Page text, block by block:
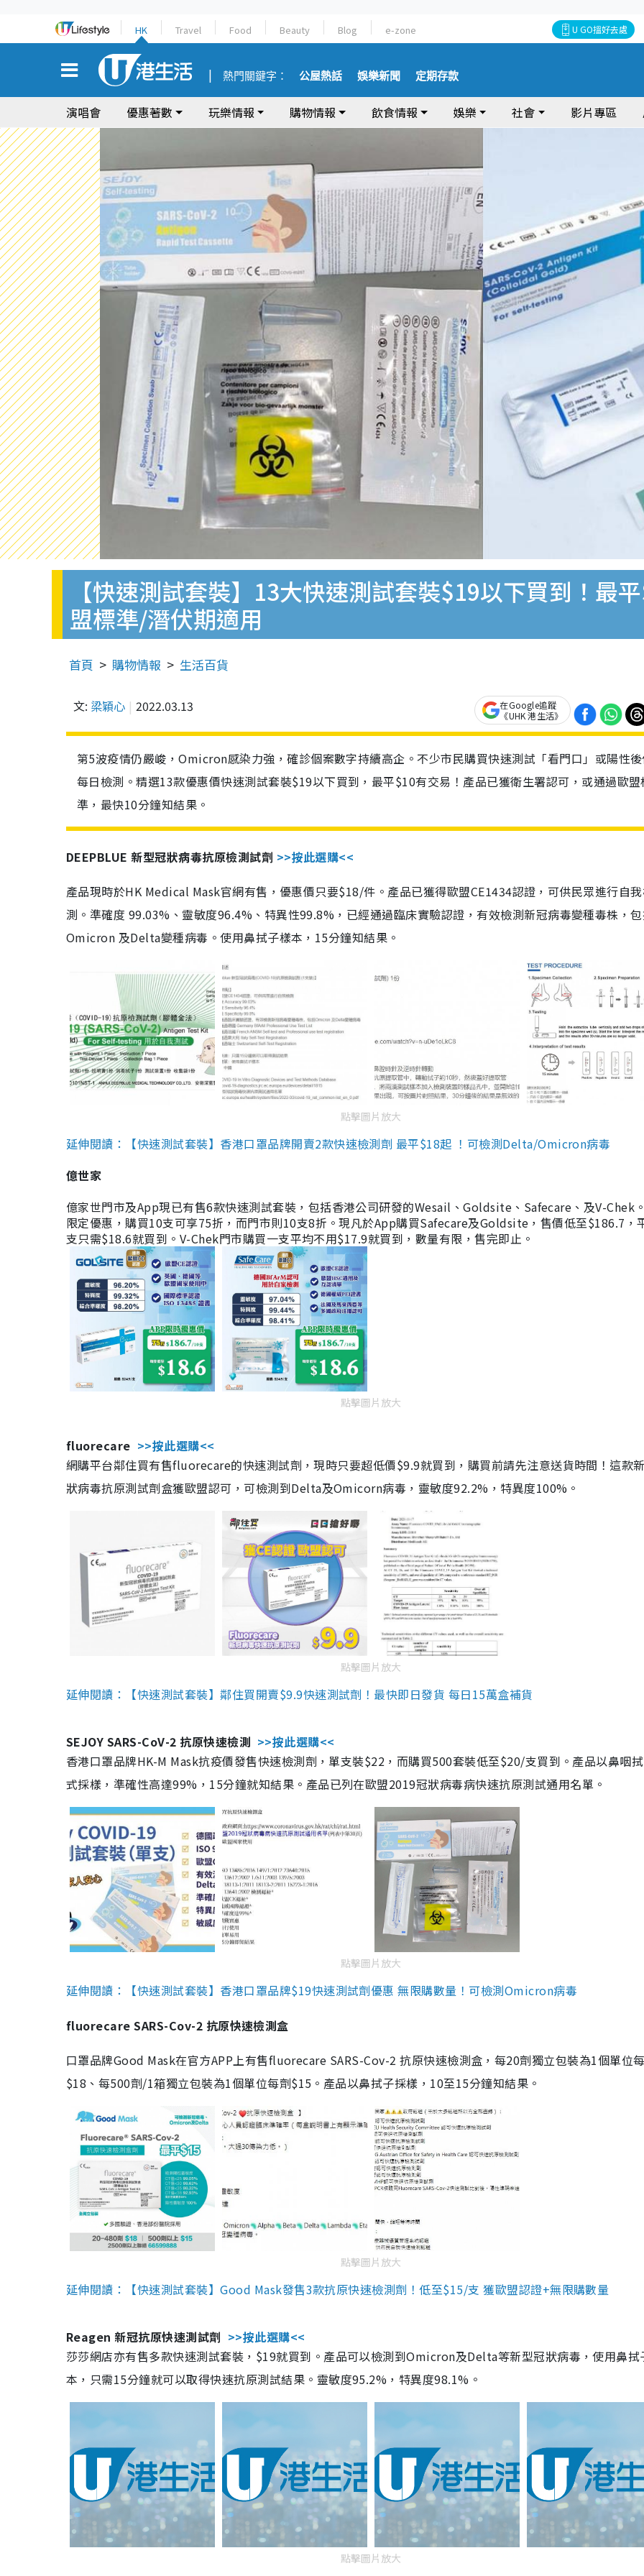
HK Travel Food Beauty Blog e-zone U GO搵好去處
熱門關鍵字： 公屋熱話 娛樂新聞 定期存款
演唱會 優惠著數 玩樂情報 購物情報 飲食情報 娛樂 社會 影片專區
【快速測試套裝】13大快速測試套裝$19以下買到！最
盟標準/潛伏期適用
首頁 購物情報 生活百貨
文: 梁穎心 2022.03.13
在Google追蹤
《UHK 港生活》
第5波疫情仍嚴峻，Omicron感染力強，確診個案數字持續高企。不少市民購買快速測試「看門口」或陽性
每日檢測。精選13款優惠價快速測試套裝$19以下買到，最平$10有交易！產品已獲衛生署認可，或通過歐盟
準，最快10分鐘知結果。
DEEPBLUE 新型冠狀病毒抗原檢測試劑 >>按此選購<<
產品現時於HK Medical Mask官網有售，優惠價只要$18/件。產品已獲得歐盟CE1434認證，可供民眾進行自
測。準確度 99.03%、靈敏度96.4%、特異性99.8%，已經通過臨床實驗認證，有效檢測新冠病毒變種毒株，
Omicron 及Delta變種病毒。使用鼻拭子樣本，15分鐘知結果。
點擊圖片放大
延伸閱讀：【快速測試套裝】香港口罩品牌開賣2款快速檢測劑 最平$18起 ！可檢測Delta/Omicron病毒
億世家
億家世門市及App現已有售6款快速測試套裝，包括香港公司研發的Wesail、Goldsite、Safecare、及V-Chek
限定優惠，購買10支可享75折，而門市則10支8折。現凡於App購買Safecare及Goldsite，售價低至$186.7，
支只需$18.6就買到。V-Chek門市購買一支平均不用$17.9就買到，數量有限，售完即止。
點擊圖片放大
fluorecare >>按此選購<<
網購平台鄰住買有售fluorecare的快速測試劑，現時只要超低價$9.9就買到，購買前請先注意送貨時間！這款
狀病毒抗原測試劑盒獲歐盟認可，可檢測到Delta及Omicorn病毒，靈敏度92.2%，特異度100%。
點擊圖片放大
延伸閱讀：【快速測試套裝】鄰住買開賣$9.9快速測試劑！最快即日發貨 每日15萬盒補貨
SEJOY SARS-CoV-2 抗原快速檢測 >>按此選購<<
香港口罩品牌HK-M Mask抗疫價發售快速檢測劑，單支裝$22，而購買500套裝低至$20/支買到。產品以鼻咽
式採樣，準確性高達99%，15分鐘就知結果。產品已列在歐盟2019冠狀病毒病快速抗原測試通用名單。
點擊圖片放大
延伸閱讀：【快速測試套裝】香港口罩品牌$19快速測試劑優惠 無限購數量！可檢測Omicron病毒
fluorecare SARS-Cov-2 抗原快速檢測盒
口罩品牌Good Mask在官方APP上有售fluorecare SARS-Cov-2 抗原快速檢測盒，每20劑獨立包裝為1個單位
$18、每500劑/1箱獨立包裝為1個單位每劑$15。產品以鼻拭子採樣，10至15分鐘知結果。
點擊圖片放大
延伸閱讀：【快速測試套裝】Good Mask發售3款抗原快速檢測劑！低至$15/支 獲歐盟認證+無限購數量
Reagen 新冠抗原快速測試劑 >>按此選購<<
莎莎網店亦有售多款快速測試套裝，$19就買到。產品可以檢測到Omicron及Delta等新型冠狀病毒，使用鼻拭
本，只需15分鐘就可以取得快速抗原測試結果。靈敏度95.2%，特異度98.1%。
點擊圖片放大